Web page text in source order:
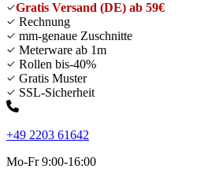
Gratis Versand (DE) ab 59€
Rechnung
mm-genaue Zuschnitte
Meterware ab 1m
Rollen bis-40%
Gratis Muster
SSL-Sicherheit
+49 2203 61642
Mo-Fr 9:00-16:00